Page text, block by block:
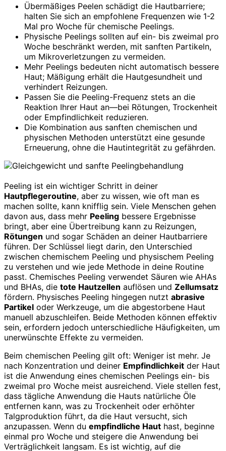
Übermäßiges Peelen schädigt die Hautbarriere;
halten Sie sich an empfohlene Frequenzen wie 1-2
Mal pro Woche für chemische Peelings.
Physische Peelings sollten auf ein- bis zweimal pro
Woche beschränkt werden, mit sanften Partikeln,
um Mikroverletzungen zu vermeiden.
Mehr Peelings bedeuten nicht automatisch bessere
Haut; Mäßigung erhält die Hautgesundheit und
verhindert Reizungen.
Passen Sie die Peeling-Frequenz stets an die
Reaktion Ihrer Haut an—bei Rötungen, Trockenheit
oder Empfindlichkeit reduzieren.
Die Kombination aus sanften chemischen und
physischen Methoden unterstützt eine gesunde
Erneuerung, ohne die Hautintegrität zu gefährden.
Peeling ist ein wichtiger Schritt in deiner
Hautpflegeroutine, aber zu wissen, wie oft man es
machen sollte, kann knifflig sein. Viele Menschen gehen
davon aus, dass mehr Peeling bessere Ergebnisse
bringt, aber eine Übertreibung kann zu Reizungen,
Rötungen und sogar Schäden an deiner Hautbarriere
führen. Der Schlüssel liegt darin, den Unterschied
zwischen chemischem Peeling und physischem Peeling
zu verstehen und wie jede Methode in deine Routine
passt. Chemisches Peeling verwendet Säuren wie AHAs
und BHAs, die tote Hautzellen auflösen und Zellumsatz
fördern. Physisches Peeling hingegen nutzt abrasive
Partikel oder Werkzeuge, um die abgestorbene Haut
manuell abzuschleifen. Beide Methoden können effektiv
sein, erfordern jedoch unterschiedliche Häufigkeiten, um
unerwünschte Effekte zu vermeiden.
Beim chemischen Peeling gilt oft: Weniger ist mehr. Je
nach Konzentration und deiner Empfindlichkeit der Haut
ist die Anwendung eines chemischen Peelings ein- bis
zweimal pro Woche meist ausreichend. Viele stellen fest,
dass tägliche Anwendung die Hauts natürliche Öle
entfernen kann, was zu Trockenheit oder erhöhter
Talgproduktion führt, da die Haut versucht, sich
anzupassen. Wenn du empfindliche Haut hast, beginne
einmal pro Woche und steigere die Anwendung bei
Verträglichkeit langsam. Es ist wichtig, auf die